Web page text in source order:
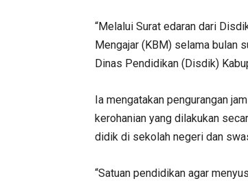
“Melalui Surat edaran dari
Mengajar (KBM) selama bulan
Dinas Pendidikan (Disdik)
Ia mengatakan pengurangan
kerohanian yang dilakukan
didik di sekolah negeri dan
“Satuan pendidikan agar